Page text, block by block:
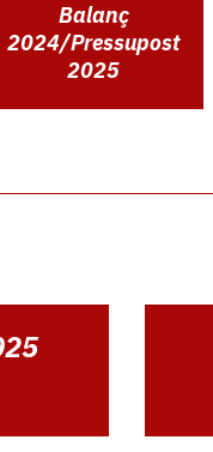
Balanç
2024/Pressupost
2025